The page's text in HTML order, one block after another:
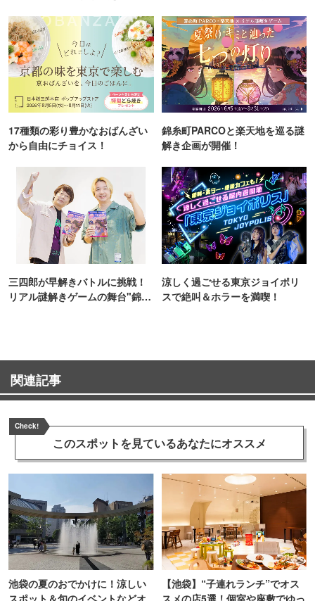
17種類の彩り豊かなおばんざい
から自由にチョイス！
錦糸町PARCOと楽天地を巡る謎
解き企画が開催！
三四郎が早解きバトルに挑戦！
リアル謎解きゲームの舞台"錦糸
涼しく過ごせる東京ジョイポリ
スで絶叫＆ホラーを満喫！
関連記事
Check!
このスポットを見ているあなたにオススメ
池袋の夏のおでかけに！涼しい
スポット＆旬のイベントなどオ
【池袋】“子連れランチ”でオス
スメの店5選！個室や座敷でゆっ